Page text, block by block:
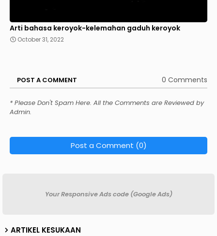
Arti bahasa keroyok-kelemahan gaduh keroyok
October 31, 2022
POST A COMMENT 0 Comments
* Please Don't Spam Here. All the Comments are Reviewed by
Admin.
Post a Comment (0)
Your Responsive Ads code (Google Ads)
ARTIKEL KESUKAAN